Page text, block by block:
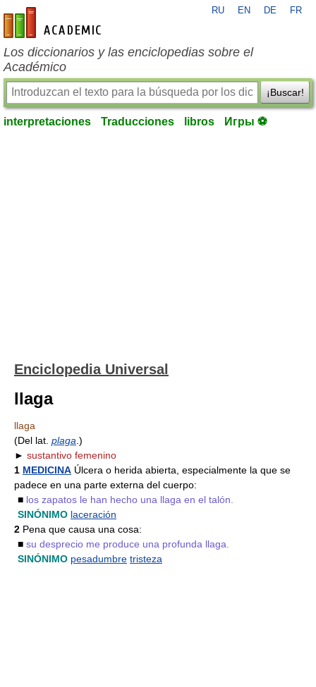
es-academic.com
RU EN DE FR
Los diccionarios y las enciclopedias sobre el
Académico
¡Buscar!
interpretaciones Traducciones libros Игры ⚽
Enciclopedia Universal
llaga
llaga
(Del lat. plaga .)
► sustantivo femenino
1 MEDICINA Úlcera o herida abierta, especialmente la que se
padece en una parte externa del cuerpo:
■ los zapatos le han hecho una llaga en el talón.
SINÓNIMO laceración
2 Pena que causa una cosa:
■ su desprecio me produce una profunda llaga.
SINÓNIMO pesadumbre tristeza